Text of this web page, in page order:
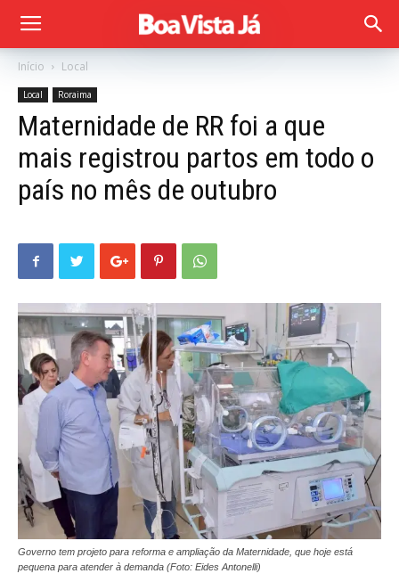
Início Local
Local Roraima
Maternidade de RR foi a que
mais registrou partos em todo o
país no mês de outubro
Governo tem projeto para reforma e ampliação da Maternidade, que hoje está
pequena para atender à demanda (Foto: Eides Antonelli)